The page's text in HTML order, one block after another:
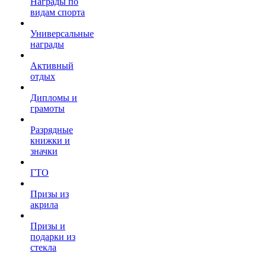
видам спорта
Универсальные
награды
Активный
отдых
Дипломы и
грамоты
Разрядные
книжки и
значки
ГТО
Призы из
акрила
Призы и
подарки из
стекла